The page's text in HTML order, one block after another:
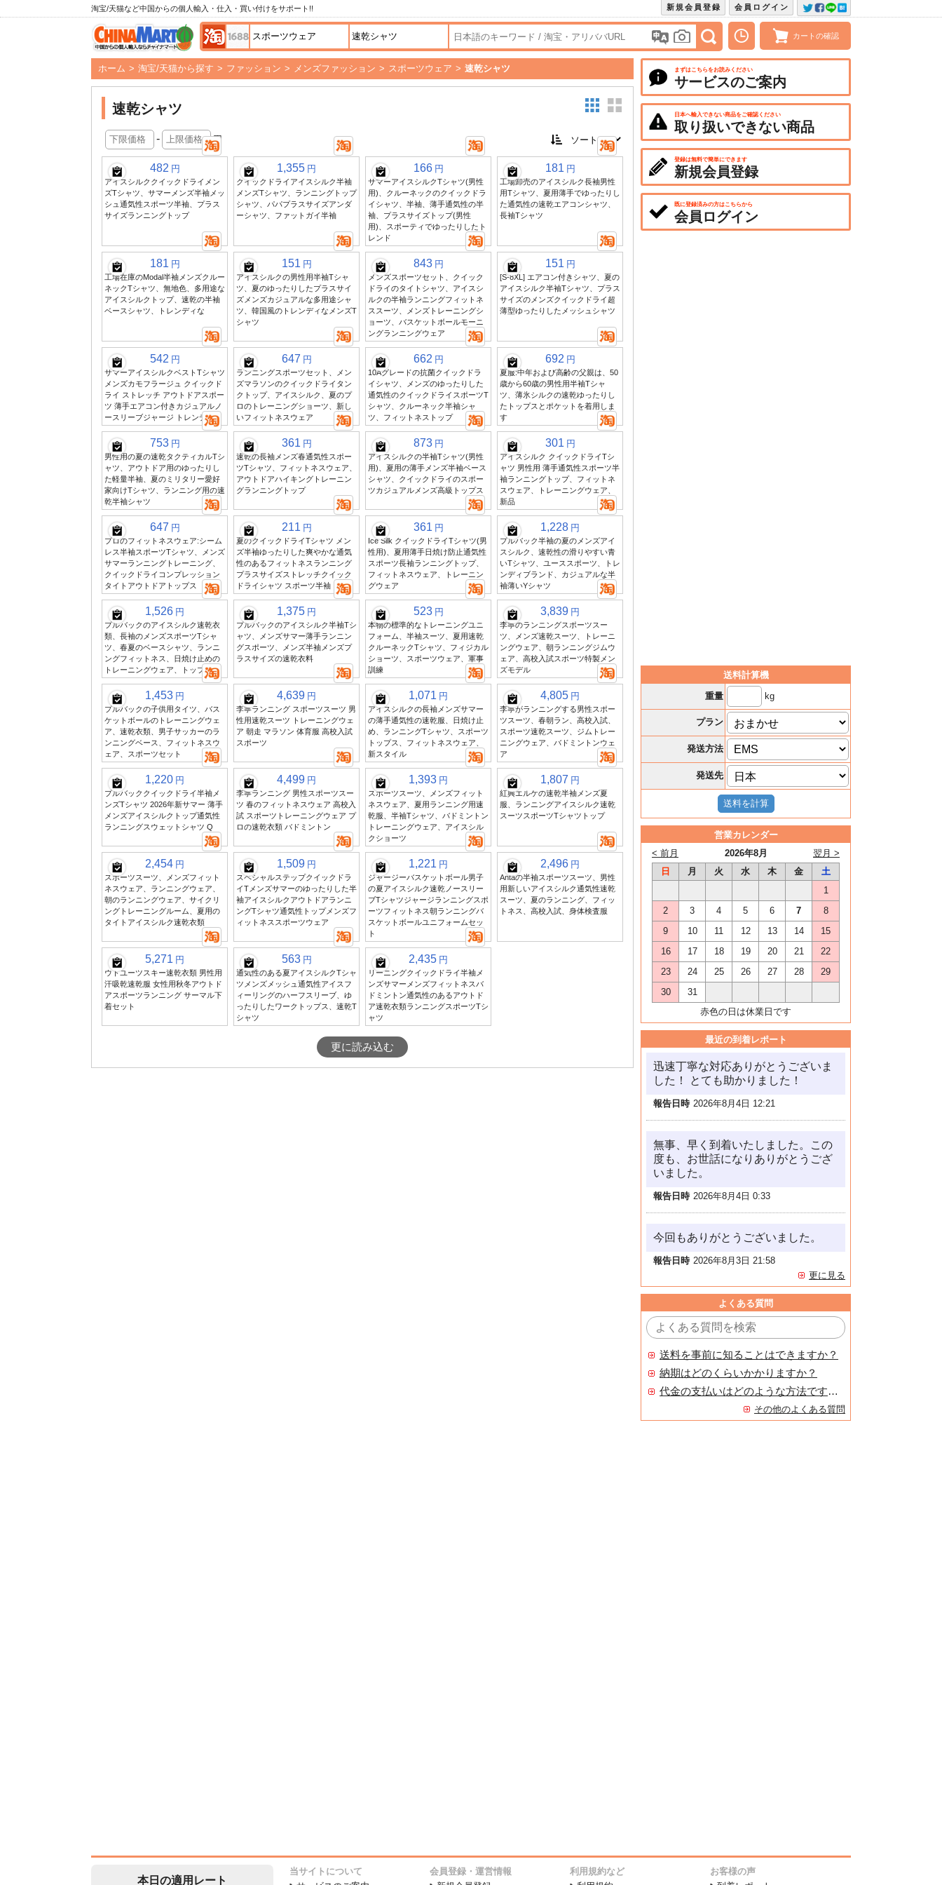
淘宝/天猫など中国からの個人輸入・仕入・買い付けをサポート!! 会員ログイン
新規会員登録
カートの確認
ホーム > 淘宝/天猫から探す > ファッション > メンズファッション > スポーツウェア > 速乾シャツ
速乾シャツ
- 円
482 円
アイスシルククイックドライメン
ズTシャツ、サマーメンズ半袖メッ
シュ通気性スポーツ半袖、プラス
サイズランニングトップ
1,355 円
クイックドライアイスシルク半袖
メンズTシャツ、ランニングトップ
シャツ、パパプラスサイズアンダ
ーシャツ、ファットガイ半袖
166 円
サマーアイスシルクTシャツ(男性
用)、クルーネックのクイックドラ
イシャツ、半袖、薄手通気性の半
袖、プラスサイズトップ(男性
用)、スポーティでゆったりしたト
レンド
181 円
工場卸売のアイスシルク長袖男性
用Tシャツ、夏用薄手でゆったりし
た通気性の速乾エアコンシャツ、
長袖Tシャツ
181 円
工場在庫のModal半袖メンズクルー
ネックTシャツ、無地色、多用途な
アイスシルクトップ、速乾の半袖
ベースシャツ、トレンディな
151 円
アイスシルクの男性用半袖Tシャ
ツ、夏のゆったりしたプラスサイ
ズメンズカジュアルな多用途シャ
ツ、韓国風のトレンディなメンズT
シャツ
843 円
メンズスポーツセット、クイック
ドライのタイトシャツ、アイスシ
ルクの半袖ランニングフィットネ
ススーツ、メンズトレーニングシ
ョーツ、バスケットボールモーニ
ングランニングウェア
151 円
[S-8XL] エアコン付きシャツ、夏の
アイスシルク半袖Tシャツ、プラス
サイズのメンズクイックドライ超
薄型ゆったりしたメッシュシャツ
542 円
サマーアイスシルクベストTシャツ
メンズカモフラージュ クイックド
ライ ストレッチ アウトドアスポー
ツ 薄手エアコン付きカジュアルノ
ースリーブジャージ トレンディ
647 円
ランニングスポーツセット、メン
ズマラソンのクイックドライタン
クトップ、アイスシルク、夏のプ
ロのトレーニングショーツ、新し
いフィットネスウェア
662 円
10Aグレードの抗菌クイックドラ
イシャツ、メンズのゆったりした
通気性のクイックドライスポーツT
シャツ、クルーネック半袖シャ
ツ、フィットネストップ
692 円
夏服:中年および高齢の父親は、50
歳から60歳の男性用半袖Tシャ
ツ、薄氷シルクの速乾ゆったりし
たトップスとポケットを着用しま
す
753 円
男性用の夏の速乾タクティカルTシ
ャツ、アウトドア用のゆったりし
た軽量半袖、夏のミリタリー愛好
家向けTシャツ、ランニング用の速
乾半袖シャツ
361 円
速乾の長袖メンズ春通気性スポー
ツTシャツ、フィットネスウェア、
アウトドアハイキングトレーニン
グランニングトップ
873 円
アイスシルクの半袖Tシャツ(男性
用)、夏用の薄手メンズ半袖ベース
シャツ、クイックドライのスポー
ツカジュアルメンズ高級トップス
301 円
アイスシルク クイックドライTシ
ャツ 男性用 薄手通気性スポーツ半
袖ランニングトップ、フィットネ
スウェア、トレーニングウェア、
新品
647 円
プロのフィットネスウェア:シーム
レス半袖スポーツTシャツ、メンズ
サマーランニングトレーニング、
クイックドライコンプレッション
タイトアウトドアトップス
211 円
夏のクイックドライTシャツ メン
ズ半袖ゆったりした爽やかな通気
性のあるフィットネスランニング
プラスサイズストレッチクイック
ドライシャツ スポーツ半袖
361 円
Ice Silk クイックドライTシャツ(男
性用)、夏用薄手日焼け防止通気性
スポーツ長袖ランニングトップ、
フィットネスウェア、トレーニン
グウェア
1,228 円
プルバック半袖の夏のメンズアイ
スシルク、速乾性の滑りやすい青
いTシャツ、ユーススポーツ、トレ
ンディブランド、カジュアルな半
袖薄いYシャツ
1,526 円
プルバックのアイスシルク速乾衣
類、長袖のメンズスポーツTシャ
ツ、春夏のベースシャツ、ランニ
ングフィットネス、日焼け止めの
トレーニングウェア、トップス
1,375 円
プルバックのアイスシルク半袖Tシ
ャツ、メンズサマー薄手ランニン
グスポーツ、メンズ半袖メンズプ
ラスサイズの速乾衣料
523 円
本物の標準的なトレーニングユニ
フォーム、半袖スーツ、夏用速乾
クルーネックTシャツ、フィジカル
ショーツ、スポーツウェア、軍事
訓練
3,839 円
李寧のランニングスポーツスー
ツ、メンズ速乾スーツ、トレーニ
ングウェア、朝ランニングジムウ
ェア、高校入試スポーツ特製メン
ズモデル
1,453 円
プルバックの子供用タイツ、バス
ケットボールのトレーニングウェ
ア、速乾衣類、男子サッカーのラ
ンニングベース、フィットネスウ
ェア、スポーツセット
4,639 円
李寧ランニング スポーツスーツ 男
性用速乾スーツ トレーニングウェ
ア 朝走 マラソン 体育服 高校入試
スポーツ
1,071 円
アイスシルクの長袖メンズサマー
の薄手通気性の速乾服、日焼け止
め、ランニングTシャツ、スポーツ
トップス、フィットネスウェア、
新スタイル
4,805 円
李寧がランニングする男性スポー
ツスーツ、春朝ラン、高校入試、
スポーツ速乾スーツ、ジムトレー
ニングウェア、バドミントンウェ
ア
1,220 円
プルバッククイックドライ半袖メ
ンズTシャツ 2026年新サマー 薄手
メンズアイスシルクトップ通気性
ランニングスウェットシャツ Q
4,499 円
李寧ランニング 男性スポーツスー
ツ 春のフィットネスウェア 高校入
試 スポーツトレーニングウェア プ
ロの速乾衣類 バドミントン
1,393 円
スポーツスーツ、メンズフィット
ネスウェア、夏用ランニング用速
乾服、半袖Tシャツ、バドミントン
トレーニングウェア、アイスシル
クショーツ
1,807 円
紅興エルケの速乾半袖メンズ夏
服、ランニングアイスシルク速乾
スーツスポーツTシャツトップ
2,454 円
スポーツスーツ、メンズフィット
ネスウェア、ランニングウェア、
朝のランニングウェア、サイクリ
ングトレーニングルーム、夏用の
タイトアイスシルク速乾衣類
1,509 円
スペシャルステップクイックドラ
イTメンズサマーのゆったりした半
袖アイスシルクアウトドアランニ
ングTシャツ通気性トップメンズフ
ィットネススポーツウェア
1,221 円
ジャージーバスケットボール男子
の夏アイスシルク速乾ノースリー
ブTシャツジャージランニングスポ
ーツフィットネス朝ランニングバ
スケットボールユニフォームセッ
ト
2,496 円
Antaの半袖スポーツスーツ、男性
用新しいアイスシルク通気性速乾
スーツ、夏のランニング、フィッ
トネス、高校入試、身体検査服
5,271 円
ウトユーツスキー速乾衣類 男性用
汗吸乾速乾服 女性用秋冬アウトド
アスポーツランニング サーマル下
着セット
563 円
通気性のある夏アイスシルクTシャ
ツメンズメッシュ通気性アイスフ
ィーリングのハーフスリーブ、ゆ
ったりしたワークトップス、速乾T
シャツ
2,435 円
リーニングクイックドライ半袖メ
ンズサマーメンズフィットネスバ
ドミントン通気性のあるアウトド
ア速乾衣類ランニングスポーツTシ
ャツ
更に読み込む
まずはこちらをお読みください
サービスのご案内
日本へ輸入できない商品をご確認ください
取り扱いできない商品
登録は無料で簡単にできます
新規会員登録
既に登録済みの方はこちらから
会員ログイン
送料計算機
重量
kg
プラン
発送方法
発送先
営業カレンダー
2026年8月
< 前月
翌月 >
日
月 火 水 木 金
土
1
2
3 4 5 6 7
8
9
10 11 12 13 14
15
16
17 18 19 20 21
22
23
24 25 26 27 28
29
30
31
赤色の日は休業日です
最近の到着レポート
迅速丁寧な対応ありがとうございま
した！ とても助かりました！
報告日時 2026年8月4日 12:21
無事、早く到着いたしました。この
度も、お世話になりありがとうござ
いました。
報告日時 2026年8月4日 0:33
今回もありがとうございました。
報告日時 2026年8月3日 21:58
更に見る
よくある質問
送料を事前に知ることはできますか？
納期はどのくらいかかりますか？
代金の支払いはどのような方法ですか？
その他のよくある質問
本日の適用レート
当サイトについて
会員登録・運営情報
利用規約など
お客様の声